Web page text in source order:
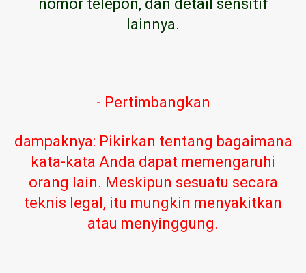
nomor telepon, dan detail sensitif
lainnya.
- Pertimbangkan
dampaknya: Pikirkan tentang bagaimana
kata-kata Anda dapat memengaruhi
orang lain. Meskipun sesuatu secara
teknis legal, itu mungkin menyakitkan
atau menyinggung.